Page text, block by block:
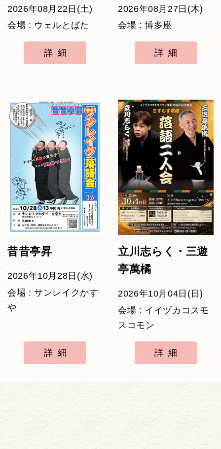
2026年08月22日(土)
会場 : ウェルとばた
詳細
2026年08月27日(木)
会場 : 博多座
詳細
昔昔亭昇
2026年10月28日(水)
会場 : サンレイクかす
や
詳細
立川志らく・三遊
亭萬橘
2026年10月04日(日)
会場 : イイヅカコスモ
スコモン
詳細